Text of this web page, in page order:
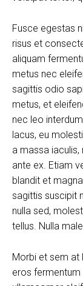
Fusce egestas
risus et
aliquam
metus nec
sagittis odio
metus, et
nec leo
lacus, eu
a massa
ante ex. Etiam
blandit et
sagittis suscipit
nulla sed,
tellus. Nulla
Morbi et sem at
eros fermentum